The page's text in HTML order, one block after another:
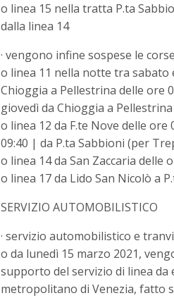
o linea 15 nella tratta P.ta
dalla linea 14
· vengono infine sospese le
o linea 11 nella notte tra sabato
Chioggia a Pellestrina delle ore
giovedì da Chioggia a
o linea 12 da F.te Nove delle ore
09:40 | da P.ta Sabbioni (per
o linea 14 da San Zaccaria delle
o linea 17 da Lido San Nicolò a
SERVIZIO AUTOMOBILISTICO
· servizio automobilistico e
o da lunedì 15 marzo 2021,
supporto del servizio di linea
metropolitano di Venezia, fatto